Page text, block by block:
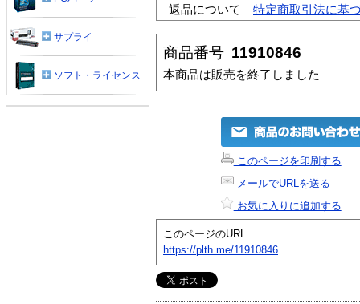
返品について
特定商取引法に基
商品番号 11910846
本商品は販売を終了しました
このページを印刷する
メールでURLを送る
お気に入りに追加する
このページのURL
https://plth.me/11910846
サプライ
ソフト・ライセンス